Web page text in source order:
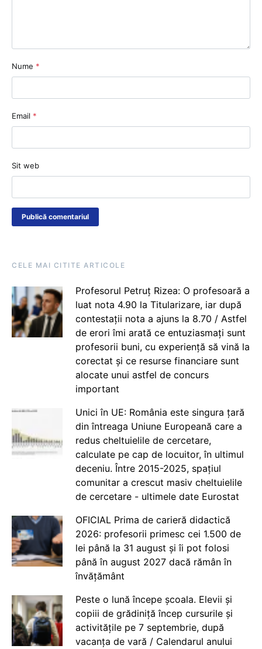
Nume *
Email *
Sit web
CELE MAI CITITE ARTICOLE
Profesorul Petruț Rizea: O profesoară a
luat nota 4.90 la Titularizare, iar după
contestații nota a ajuns la 8.70 / Astfel
de erori îmi arată ce entuziasmați sunt
profesorii buni, cu experiență să vină la
corectat și ce resurse financiare sunt
alocate unui astfel de concurs
important
Unici în UE: România este singura țară
din întreaga Uniune Europeană care a
redus cheltuielile de cercetare,
calculate pe cap de locuitor, în ultimul
deceniu. Între 2015-2025, spațiul
comunitar a crescut masiv cheltuielile
de cercetare - ultimele date Eurostat
OFICIAL Prima de carieră didactică
2026: profesorii primesc cei 1.500 de
lei până la 31 august și îi pot folosi
până în august 2027 dacă rămân în
învățământ
Peste o lună începe școala. Elevii și
copiii de grădiniță încep cursurile și
activitățile pe 7 septembrie, după
vacanța de vară / Calendarul anului